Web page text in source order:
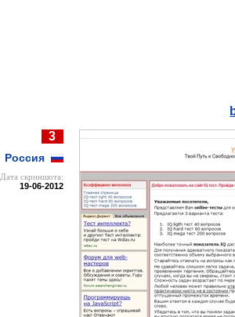
3
Россия
Дата cкриншота:
19-06-2012